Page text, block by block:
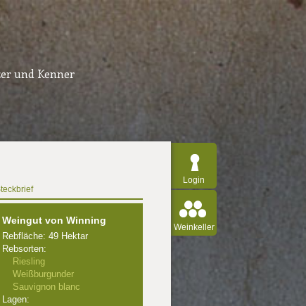
und Kenner
Login
Weinkeller
Weingut von Winning
Rebfläche: 49 Hektar
Rebsorten:
Riesling
Weißburgunder
Sauvignon blanc
Lagen: